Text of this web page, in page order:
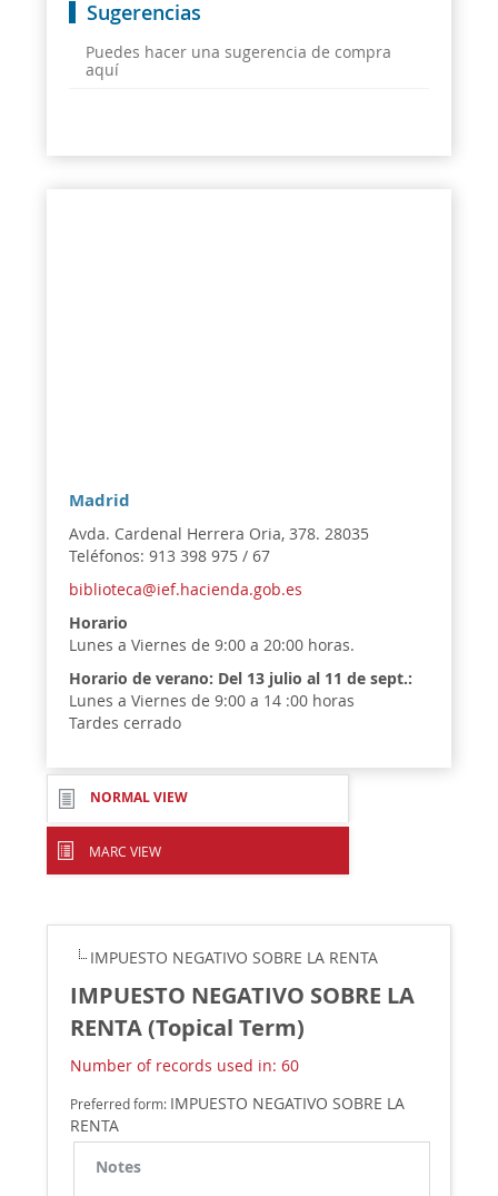
Sugerencias
Puedes hacer una sugerencia de compra
aquí
Madrid
Avda. Cardenal Herrera Oria, 378. 28035
Teléfonos: 913 398 975 / 67
biblioteca@ief.hacienda.gob.es
Horario
Lunes a Viernes de 9:00 a 20:00 horas.
Horario de verano: Del 13 julio al 11 de sept.:
Lunes a Viernes de 9:00 a 14 :00 horas
Tardes cerrado
NORMAL VIEW
MARC VIEW
IMPUESTO NEGATIVO SOBRE LA RENTA
IMPUESTO NEGATIVO SOBRE LA
RENTA (Topical Term)
Number of records used in: 60
Preferred form: IMPUESTO NEGATIVO SOBRE LA
RENTA
Notes